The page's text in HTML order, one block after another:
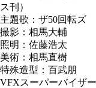
ス刊）
主題歌：ザ50回転ズ
撮影：相馬大輔
照明：佐藤浩太
美術：相馬直樹
特殊造型：百武朋
VFXスーパーバイザ